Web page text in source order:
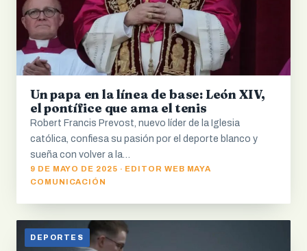
Un papa en la línea de base: León XIV,
el pontífice que ama el tenis
Robert Francis Prevost, nuevo líder de la Iglesia
católica, confiesa su pasión por el deporte blanco y
sueña con volver a la…
9 DE MAYO DE 2025 · EDITOR WEB MAYA
COMUNICACIÓN
DEPORTES